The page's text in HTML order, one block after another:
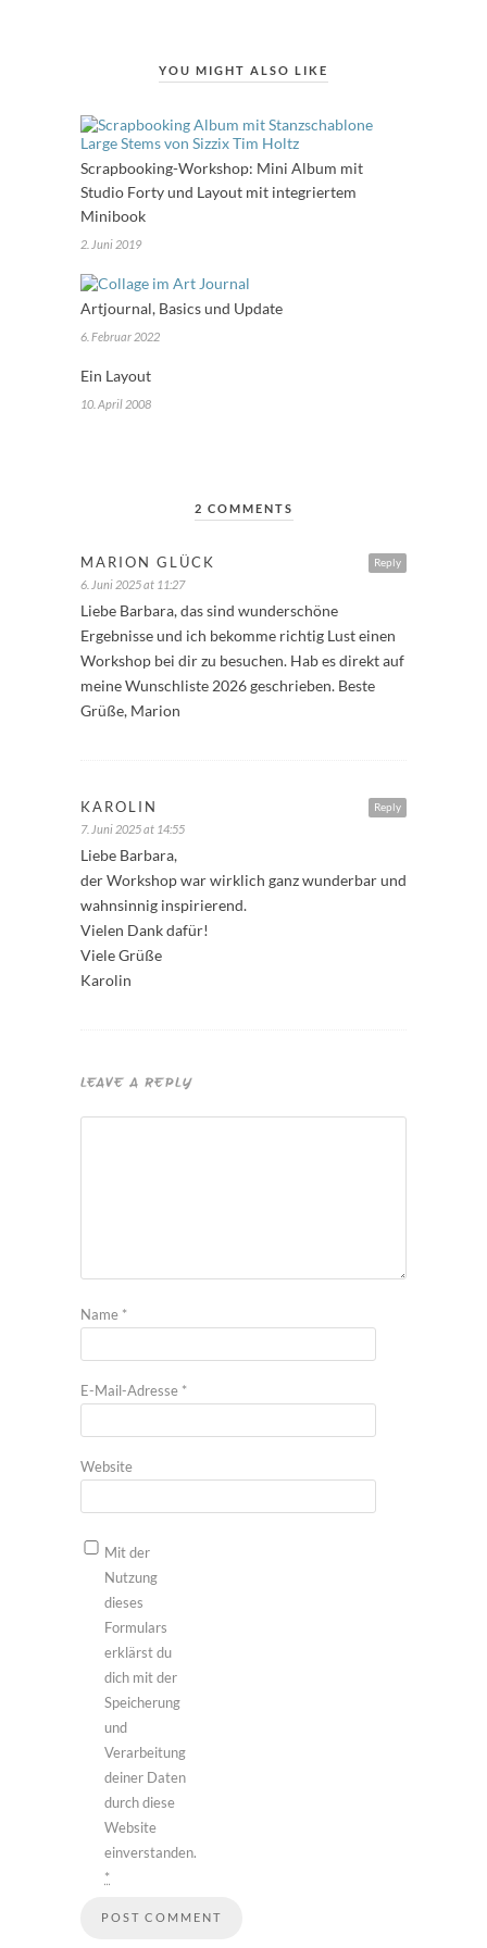
YOU MIGHT ALSO LIKE
Scrapbooking-Workshop: Mini Album mit
Studio Forty und Layout mit integriertem
Minibook
2. Juni 2019
Artjournal, Basics und Update
6. Februar 2022
Ein Layout
10. April 2008
2 COMMENTS
Reply
MARION GLÜCK
6. Juni 2025 at 11:27
Liebe Barbara, das sind wunderschöne
Ergebnisse und ich bekomme richtig Lust einen
Workshop bei dir zu besuchen. Hab es direkt auf
meine Wunschliste 2026 geschrieben. Beste
Grüße, Marion
Reply
KAROLIN
7. Juni 2025 at 14:55
Liebe Barbara,
der Workshop war wirklich ganz wunderbar und
wahnsinnig inspirierend.
Vielen Dank dafür!
Viele Grüße
Karolin
LEAVE A REPLY
Name *
E-Mail-Adresse *
Website
Mit der
Nutzung
dieses
Formulars
erklärst du
dich mit der
Speicherung
und
Verarbeitung
deiner Daten
durch diese
Website
einverstanden.
*